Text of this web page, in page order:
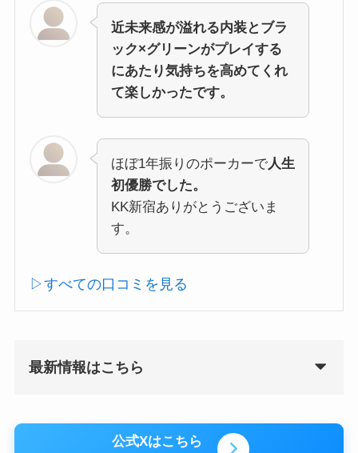
近未来感が溢れる内装とブラ
ック×グリーンがプレイする
にあたり気持ちを高めてくれ
て楽しかったです。
ほぼ1年振りのポーカーで人生
初優勝でした。
KK新宿ありがとうございま
す。
▷すべての口コミを見る
最新情報はこちら
公式Xはこちら